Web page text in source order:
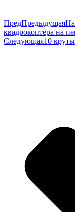
ПредПредыдущая
квадрокоптера на
Следующая10